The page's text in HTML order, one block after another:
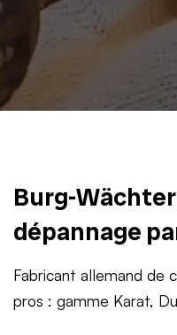
Burg-
dépannage
Fabricant allemand de
pros : gamme Karat,